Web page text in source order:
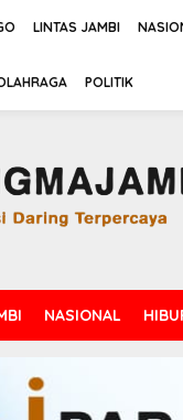
LINTAS JAMBI
POLITIK
NASIONAL